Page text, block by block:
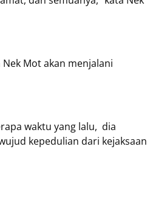
Mot akan menjalani
waktu yang lalu, dia
kepedulian dari kejaksaan